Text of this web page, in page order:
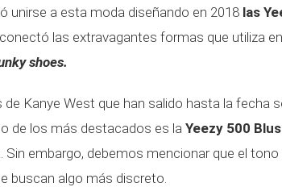
unirse a esta moda diseñando en 2018 las
las extravagantes formas que utiliza
shoes.
Kanye West que han salido hasta la fecha
de los más destacados es la Yeezy 500
Sin embargo, debemos mencionar que el tono
buscan algo más discreto.